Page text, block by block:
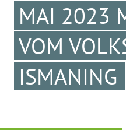
MAI 2023
VOM
ISMANING